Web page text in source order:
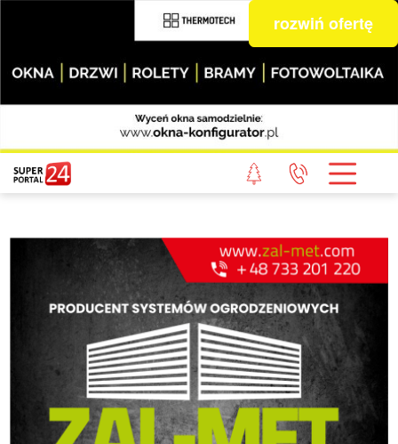
rozwiń ofertę
STRONA GŁÓWNA
POWIAT GRYFICKI
WIADOMOŚCI Z LASU
STUDIO SUPERPORTALU
KONTAKT
REDAKCJA
REGULAMIN